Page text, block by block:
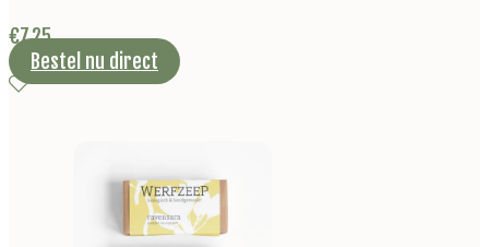
€7,25
Bestel nu direct